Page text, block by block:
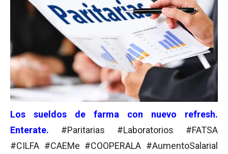
Los sueldos de farma con nuevo refresh.
Enterate. #Paritarias #Laboratorios #FATSA
#CILFA #CAEMe #COOPERALA #AumentoSalarial